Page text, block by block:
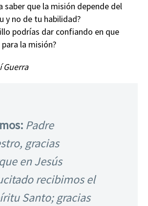
saber que la misión depende del
y no de tu habilidad?
podrías dar confiando en que
la misión?
Guerra
Padre
gracias
en Jesús
recibimos el
Santo; gracias